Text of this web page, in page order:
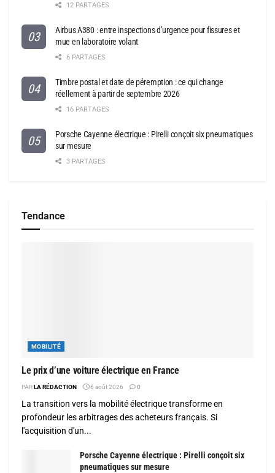
12 PARTAGES
Airbus A380 : entre inspections d’urgence pour fissures et
mue en laboratoire volant
6 PARTAGES
Timbre postal et date de péremption : ce qui change
réellement à partir de septembre 2026
16 PARTAGES
Porsche Cayenne électrique : Pirelli conçoit six pneumatiques
sur mesure
3 PARTAGES
Tendance
MOBILITÉ
Le prix d’une voiture électrique en France
PAR LA RÉDACTION 6 août 2026 0
La transition vers la mobilité électrique transforme en
profondeur les arbitrages des acheteurs français. Si
l'acquisition d'un...
Porsche Cayenne électrique : Pirelli conçoit six
pneumatiques sur mesure